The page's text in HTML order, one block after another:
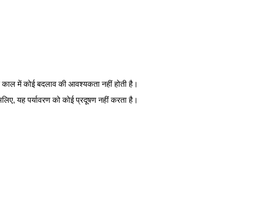
में कोई बदलाव की आवश्यकता नहीं होती है।
यह पर्यावरण को कोई प्रदूषण नहीं करता है।